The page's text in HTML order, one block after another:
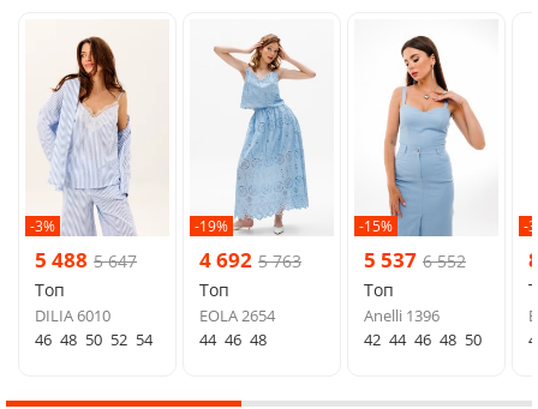
-3%
5 488 5 647
Топ
DILIA 6010
46 48 50 52 54
-19%
4 692 5 763
Топ
EOLA 2654
44 46 48
-15%
5 537 6 552
Топ
Anelli 1396
42 44 46 48 50
-